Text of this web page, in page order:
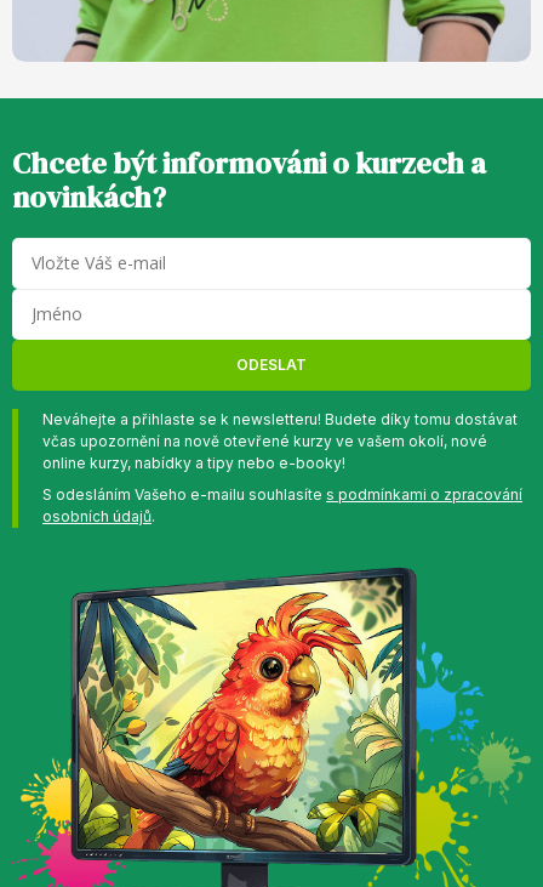
Chcete být informováni o kurzech a
novinkách?
ODESLAT
Neváhejte a přihlaste se k newsletteru! Budete díky tomu dostávat
včas upozornění na nově otevřené kurzy ve vašem okolí, nové
online kurzy, nabídky a tipy nebo e-booky!
S odesláním Vašeho e-mailu souhlasíte s podmínkami o zpracování
osobních údajů.